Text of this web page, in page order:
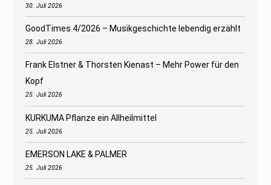
30. Juli 2026
GoodTimes 4/2026 – Musikgeschichte lebendig erzählt
28. Juli 2026
Frank Elstner & Thorsten Kienast – Mehr Power für den
Kopf
25. Juli 2026
KURKUMA Pflanze ein Allheilmittel
25. Juli 2026
EMERSON LAKE & PALMER
25. Juli 2026